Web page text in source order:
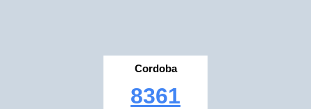
Cordoba
8361